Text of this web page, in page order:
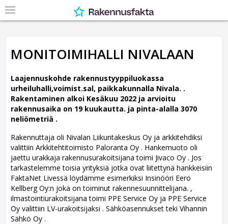
MONITOIMIHALLI NIVALAAN
Laajennuskohde rakennustyyppiluokassa
urheiluhalli,voimist.sal, paikkakunnalla Nivala. .
Rakentaminen alkoi Kesäkuu 2022 ja arvioitu
rakennusaika on 19 kuukautta. ja pinta-alalla 3070
neliömetriä .
Rakennuttaja oli Nivalan Liikuntakeskus Oy ja arkkitehdiksi
valittiin Arkkitehtitoimisto Paloranta Oy . Hankemuoto oli
jaettu urakkaja rakennusurakoitsijana toimi Jivaco Oy . Jos
tarkastelemme toisia yrityksiä jotka ovat liitettynä hankkeisiin
FaktaNet Livessä löydämme esimerkiksi Insinööri Eero
Kellberg Oy:n joka on toiminut rakennesuunnittelijana. ,
ilmastointiurakoitsijana toimi PPE Service Oy ja PPE Service
Oy valittiin LV-urakoitsijaksi . Sähköasennukset teki Vihannin
Sähkö Oy .